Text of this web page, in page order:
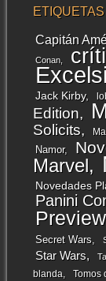
ETIQUETAS
Capitán
Conan
Jack Kirby
Edition
Solicits
Namor
Marvel
Novedades
Panini
Secret Wars
Star Wars
blanda
Tomos